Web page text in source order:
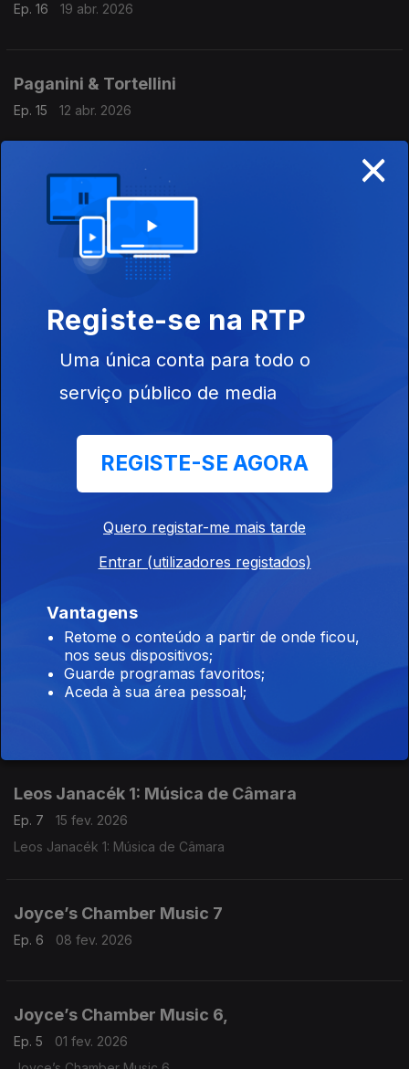
Ep. 16 19 abr. 2026
Paganini & Tortellini
Ep. 15 12 abr. 2026
A música desconhecida de Hans Pfitzner
05 abr. 2026
29 mar. 2026
Leos Janacék 6: O Caso Makropulos
Leos Janacék 5: A Raposinha Matreira,
08 mar. 2026
Leos Janacék 2: Música Orquestral,
Leos Janacék 1: Música de Câmara
Ep. 7
15 fev. 2026
Leos Janacék 1: Música de Câmara
Joyce’s Chamber Music 7
Ep. 6 08 fev. 2026
Joyce’s Chamber Music 6,
Ep. 5
01 fev. 2026
×
Registe-se na RTP
Uma única conta para todo o
serviço público de media
REGISTE-SE AGORA
Quero registar-me mais tarde
Entrar (utilizadores registados)
Vantagens
Retome o conteúdo a partir de onde ficou,
nos seus dispositivos;
Guarde programas favoritos;
Aceda à sua área pessoal;